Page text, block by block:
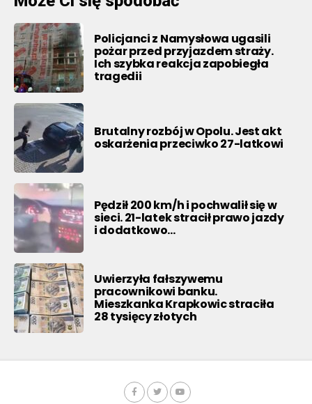
Policjanci z Namysłowa ugasili
pożar przed przyjazdem straży.
Ich szybka reakcja zapobiegła
tragedii
Brutalny rozbój w Opolu. Jest akt
oskarżenia przeciwko 27-latkowi
Pędził 200 km/h i pochwalił się w
sieci. 21-latek stracił prawo jazdy
i dodatkowo…
Uwierzyła fałszywemu
pracownikowi banku.
Mieszkanka Krapkowic straciła
28 tysięcy złotych